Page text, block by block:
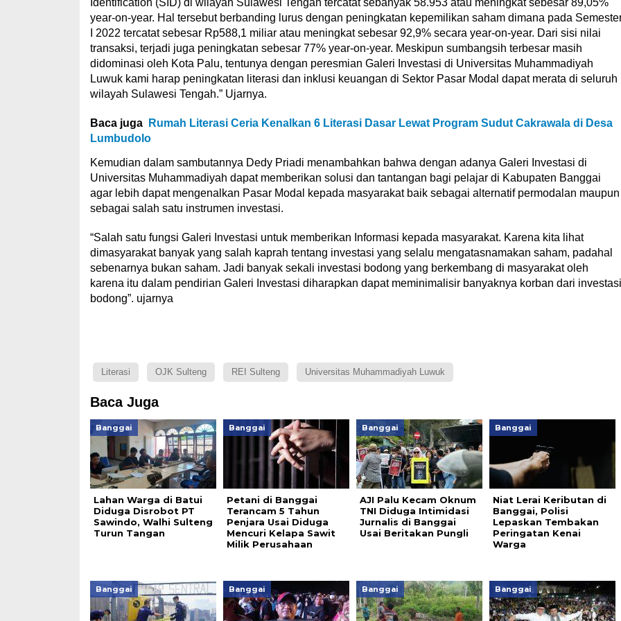
Identification (SID) di wilayah Sulawesi Tengah tercatat sebanyak 58.953 atau meningkat sebesar 89,05%
year-on-year. Hal tersebut berbanding lurus dengan peningkatan kepemilikan saham dimana pada
I 2022 tercatat sebesar Rp588,1 miliar atau meningkat sebesar 92,9% secara year-on-year. Dari sisi nilai
transaksi, terjadi juga peningkatan sebesar 77% year-on-year. Meskipun sumbangsih terbesar masih
didominasi oleh Kota Palu, tentunya dengan peresmian Galeri Investasi di Universitas Muhammadiyah
Luwuk kami harap peningkatan literasi dan inklusi keuangan di Sektor Pasar Modal dapat merata di seluruh
wilayah Sulawesi Tengah.” Ujarnya.
Baca juga
Rumah Literasi Ceria Kenalkan 6 Literasi Dasar Lewat Program Sudut Cakrawala di Desa
Lumbudolo
Kemudian dalam sambutannya Dedy Priadi menambahkan bahwa dengan adanya Galeri Investasi di
Universitas Muhammadiyah dapat memberikan solusi dan tantangan bagi pelajar di Kabupaten Banggai
agar lebih dapat mengenalkan Pasar Modal kepada masyarakat baik sebagai alternatif permodalan maupun
sebagai salah satu instrumen investasi.
“Salah satu fungsi Galeri Investasi untuk memberikan Informasi kepada masyarakat. Karena kita lihat
dimasyarakat banyak yang salah kaprah tentang investasi yang selalu mengatasnamakan saham, padahal
sebenarnya bukan saham. Jadi banyak sekali investasi bodong yang berkembang di masyarakat oleh
karena itu dalam pendirian Galeri Investasi diharapkan dapat meminimalisir banyaknya korban dari investasi
bodong”. ujarnya
Literasi OJK Sulteng REI Sulteng Universitas Muhammadiyah Luwuk
Baca Juga
Banggai
Lahan Warga di Batui
Diduga Disrobot PT
Sawindo, Walhi Sulteng
Turun Tangan
Banggai
Petani di Banggai
Terancam 5 Tahun
Penjara Usai Diduga
Mencuri Kelapa Sawit
Milik Perusahaan
Banggai
AJI Palu Kecam Oknum
TNI Diduga Intimidasi
Jurnalis di Banggai
Usai Beritakan Pungli
Banggai
Niat Lerai Keributan di
Banggai, Polisi
Lepaskan Tembakan
Peringatan Kenai
Warga
Banggai Banggai Banggai Banggai